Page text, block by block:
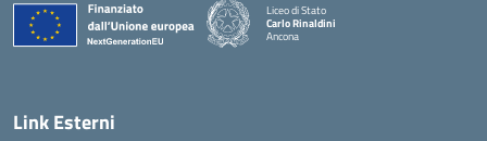
Liceo di Stato
Carlo Rinaldini
Ancona
Link Esterni